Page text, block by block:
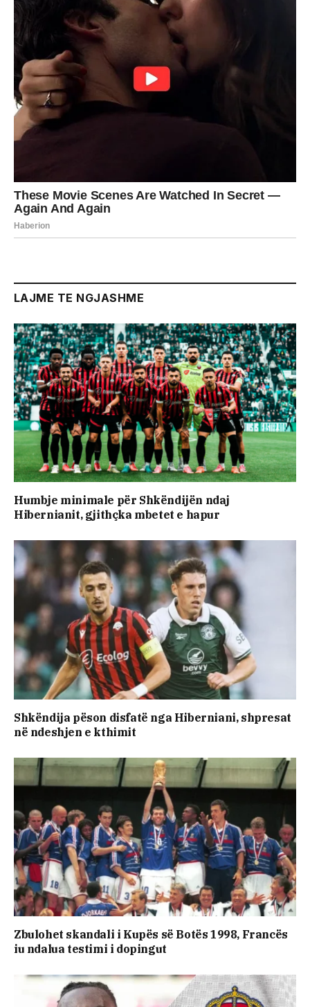
LAJME TE NGJASHME
Humbje minimale për Shkëndijën ndaj
Hibernianit, gjithçka mbetet e hapur
Shkëndija pëson disfatë nga Hiberniani, shpresat
në ndeshjen e kthimit
Zbulohet skandali i Kupës së Botës 1998, Francës
iu ndalua testimi i dopingut